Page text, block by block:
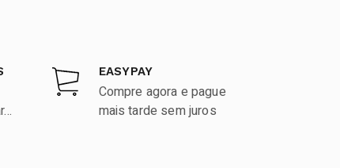
EASYPAY
Compre agora e pague
mais tarde sem juros